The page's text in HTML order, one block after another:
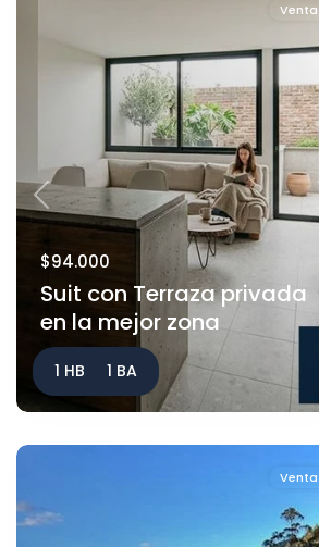
Venta
Previous
$94.000
Suit con Terraza privada
en la mejor zona
1 HB 1 BA
Venta